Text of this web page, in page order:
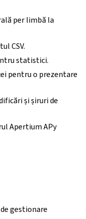
per limbă la
CSV.
statistici.
pentru o prezentare
și șiruri de
Apertium APy
gestionare